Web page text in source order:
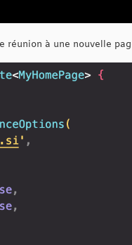
réunion à une nouvelle